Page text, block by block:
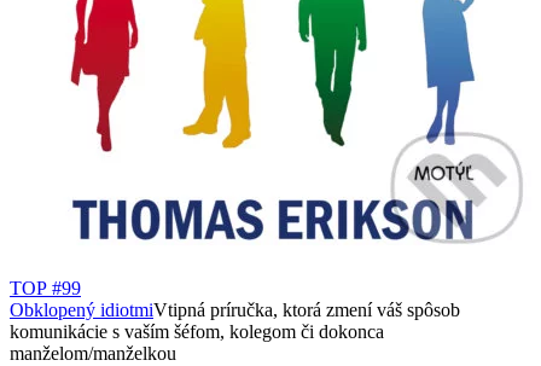
TOP #99
Obklopený idiotmiVtipná príručka, ktorá zmení váš spôsob
komunikácie s vaším šéfom, kolegom či dokonca
manželom/manželkou